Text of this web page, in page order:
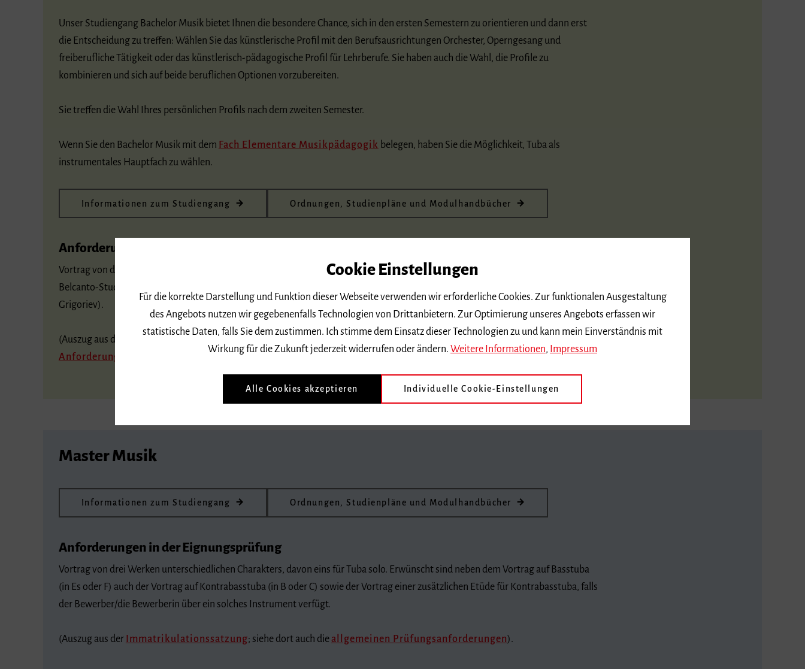
Unser Studiengang Bachelor Musik bietet Ihnen die besondere Chance, sich in den ersten Semestern zu orientieren und dann erst
die Entscheidung zu treffen: Wählen Sie das künstlerische Profil mit den Berufsausrichtungen Orchester, Operngesang und
freiberufliche Tätigkeit oder das künstlerisch-pädagogische Profil für Lehrberufe. Sie haben auch die Wahl, die Profile zu
kombinieren und sich auf beide beruflichen Optionen vorzubereiten.
Sie treffen die Wahl Ihres persönlichen Profils nach dem zweiten Semester.
Wenn Sie den Bachelor Musik mit dem Fach Elementare Musikpädagogik belegen, haben Sie die Möglichkeit, Tuba als
instrumentales Hauptfach zu wählen.
Informationen zum Studiengang Ordnungen, Studienpläne und Modulhandbücher
Anforderungen in der Eignungsprüfung
Vortrag von drei Werken unterschiedlichen Charakters. Eines dieser Stücke kann eine Etüde sein (zum Beispiel aus M. Bordogni, 43
Belcanto-Studien; aus G. Kopprasch, 60 Etüden, Band 2; aus J.-B. Arban, Études caractéristiques; oder von A.V. Blazhevich oder B.
Grigoriev).
(Auszug aus der Immatrikulationssatzung allgemeinen Prüfungsanforderungen
Anforderungen der weiteren Prüfungsteile
[Gehörbildung, Musiktheorie, Klavier].)
Master Musik
Informationen zum Studiengang Ordnungen, Studienpläne und Modulhandbücher
Anforderungen in der Eignungsprüfung
Vortrag von drei Werken unterschiedlichen Charakters, davon eins für Tuba solo. Erwünscht sind neben dem Vortrag auf Basstuba
(in Es oder F) auch der Vortrag auf Kontrabasstuba (in B oder C) sowie der Vortrag einer zusätzlichen Etüde für Kontrabasstuba, falls
der Bewerber/die Bewerberin über ein solches Instrument verfügt.
(Auszug aus der Immatrikulationssatzung; siehe dort auch die allgemeinen Prüfungsanforderungen).
Cookie Einstellungen
Für die korrekte Darstellung und Funktion dieser Webseite verwenden wir erforderliche Cookies. Zur funktionalen Ausgestaltung
des Angebots nutzen wir gegebenenfalls Technologien von Drittanbietern. Zur Optimierung unseres Angebots erfassen wir
statistische Daten, falls Sie dem zustimmen. Ich stimme dem Einsatz dieser Technologien zu und kann mein Einverständnis mit
Wirkung für die Zukunft jederzeit widerrufen oder ändern. Weitere Informationen, Impressum
Alle Cookies akzeptieren Individuelle Cookie-Einstellungen